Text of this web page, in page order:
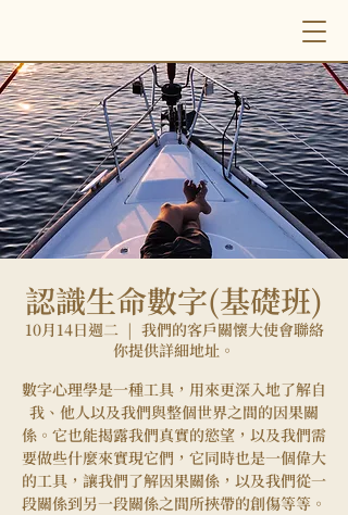
認識生命數字(基礎班)
10月14日週二
  |
我們的客戶關懷大使會聯絡
你提供詳細地址。
數字心理學是一種工具，用來更深入地了解自
我、他人以及我們與整個世界之間的因果關
係。它也能揭露我們真實的慾望，以及我們需
要做些什麼來實現它們，它同時也是一個偉大
的工具，讓我們了解因果關係，以及我們從一
段關係到另一段關係之間所挾帶的創傷等等。